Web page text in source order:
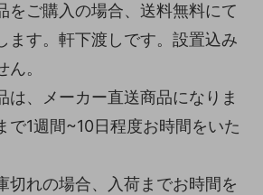
をご購入の場合、送料無料にて
ます。軒下渡しです。設置込み
。
は、メーカー直送商品になりま
で1週間~10日程度お時間をいた
切れの場合、入荷までお時間を